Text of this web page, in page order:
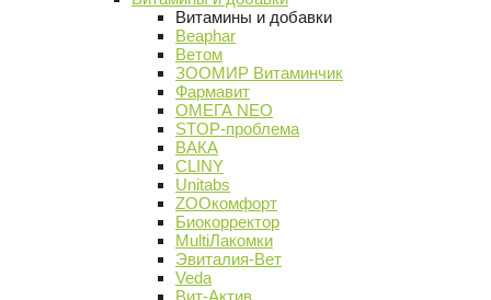
Витамины и добавки
Beaphar
Ветом
ЗООМИР Витаминчик
Фармавит
ОМЕГА NEO
STOP-проблема
ВАКА
CLINY
Unitabs
ZOOкомфорт
Биокорректор
MultiЛакомки
Эвиталия-Вет
Veda
Вит-Актив